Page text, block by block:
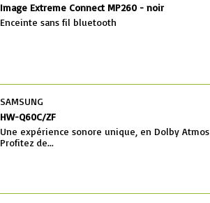
Image Extreme Connect MP260 - noir
Enceinte sans fil bluetooth
SAMSUNG
HW-Q60C/ZF
Une expérience sonore unique, en Dolby Atmos
Profitez de...